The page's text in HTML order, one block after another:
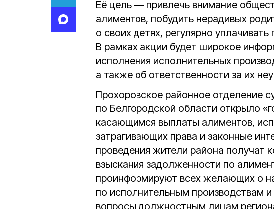
Её цель — привлечь внимание
алиментов, побудить нерадивых
о своих детях, регулярно
В рамках акции будет широкое
исполнения исполнительных
а также об ответственности за их
Прохоровское районное отделение
по Белгородской области открыло
касающимся выплаты алиментов,
затрагивающих права и законные
проведения жители района получат
взыскания задолженности по
проинформируют всех желающих о
по исполнительным производствам
вопросы должностным лицам